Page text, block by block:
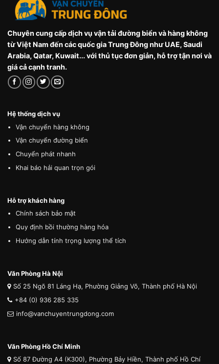
Chuyên cung cấp dịch vụ vận tải đường biển và hàng không
từ Việt Nam đến các quốc gia Trung Đông như UAE, Saudi
Arabia, Qatar, Kuwait... với thủ tục đơn giản, hỗ trợ tận nơi và
giá cả cạnh tranh.
Hệ thống dịch vụ
Vận chuyển hàng không
Vận chuyển đường biển
Chuyển phát nhanh
Khai báo hải quan trọn gói
Hỗ trợ khách hàng
Chính sách bảo mật
Quy định bồi thường hàng hóa
Hướng dẫn tính trọng lượng thể tích
Văn Phòng Hà Nội
Số 25 Ngõ 81 Láng Hạ, Phường Giảng Võ, Thành phố Hà Nội
+84 (0) 936 285 335
info@vanchuyentrungdong.com
Văn Phòng Hồ Chí Minh
Số 87 Đường A4 (K300), Phường Bảy Hiền, Thành phố Hồ Chí